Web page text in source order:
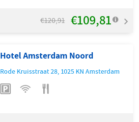
€120,91 €109,81
Hotel Amsterdam Noord
Rode Kruisstraat 28,1025 KNAmsterdam